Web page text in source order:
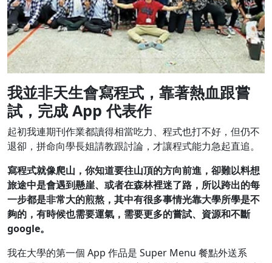
我並非天生會寫程式，靠著熱血跟嘗
試，完成 App 代表作
起初我連期刊作業都讀得相當吃力、程式也打不好，但仍不
退卻，拼命向學長姐請教跟討論，才讓程式能力急起直追。
寫程式就像爬山，你知道要往山頂的方向前進，卻難以料想
旅途中是會遇到懸崖、或者在森林裡迷了路，所以跨出的每
一步都是非常大的煎熬，其中有很多事情光靠大學所學是不
夠的，有時候也需要運氣，需要更多的嘗試、資源和不斷
google。
我在大學的第一個 App 作品是 Super Menu 餐點外送系